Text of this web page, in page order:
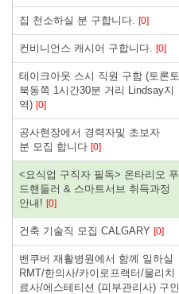
집 천소하실 분 구합니다. [0]
컨비니언스 캐시어 구합니다. [0]
테이크아웃 스시 직원 구함 (토론토
북동쪽 1시간30분 거리 Lindsay지
역) [0]
공사현장에서 경력자및 초보자
분 모집 합니다 [0]
<요식업 구직자 필독> 온타리오 푸
드핸들러 & 스마트서브 취득과정
안내! [0]
건축 기술직 모집 CALGARY [0]
밴쿠버 재활병원에서 함께 일하실
RMT/한의사/카이로프랙터/물리치
료사/에스테티션 (피부관리사) 구인